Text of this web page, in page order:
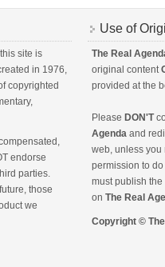
site is
in 1976,
copyrighted
endorse
parties.
those
we
Use of
The Real
original content
provided at the
Please DON'T
Agenda and
web, unless you
permission to
must publish
on The Real
Copyright ©